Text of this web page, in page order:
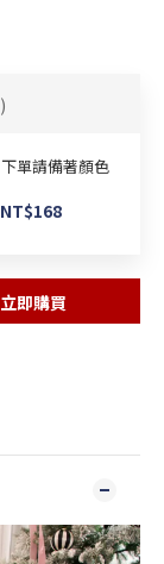
單請備著顏色
立即購買